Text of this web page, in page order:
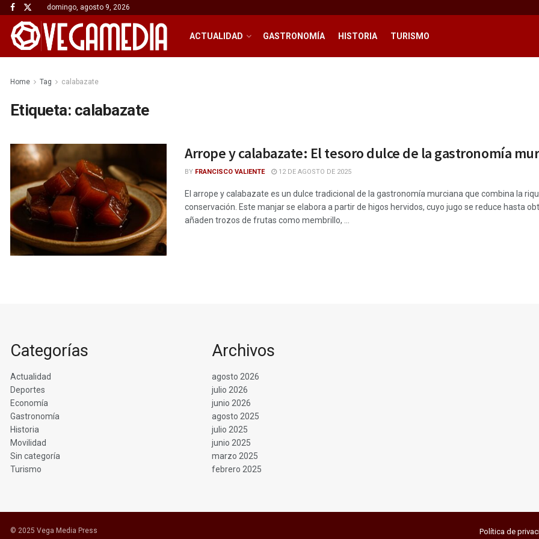
domingo, agosto 9, 2026
ACTUALIDAD GASTRONOMÍA HISTORIA TURISMO
Home Tag calabazate
Etiqueta: calabazate
Arrope y calabazate: El tesoro dulce de la gastronomía
BY FRANCISCO VALIENTE 12 DE AGOSTO DE 2025
El arrope y calabazate es un dulce tradicional de la gastronomía murciana que combina la
conservación. Este manjar se elabora a partir de higos hervidos, cuyo jugo se reduce hasta
añaden trozos de frutas como membrillo, ...
Categorías
Actualidad
Deportes
Economía
Gastronomía
Historia
Movilidad
Sin categoría
Turismo
Archivos
agosto 2026
julio 2026
junio 2026
agosto 2025
julio 2025
junio 2025
marzo 2025
febrero 2025
Política de
© 2025 Vega Media Press